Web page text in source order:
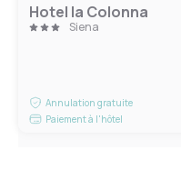
Hotel la Colonna
Siena
Annulation gratuite
Paiement à l'hôtel